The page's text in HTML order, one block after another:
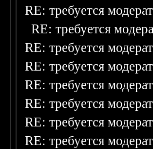
RE: требуется
RE: требуется
RE: требуется
RE: требуется
RE: требуется
RE: требуется
RE: требуется
RE: требуется